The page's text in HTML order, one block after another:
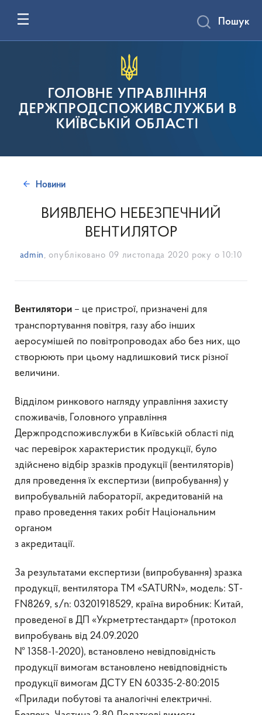
ГОЛОВНЕ УПРАВЛІННЯ
ДЕРЖПРОДСПОЖИВСЛУЖБИ В
КИЇВСЬКІЙ ОБЛАСТІ
Пошук
Новини
ВИЯВЛЕНО НЕБЕЗПЕЧНИЙ
ВЕНТИЛЯТОР
admin , опубліковано 09 листопада 2020 року о 10:10
Вентилятори – це пристрої, призначені для
транспортування повітря, газу або інших
аеросумішей по повітропроводах або без них, що
створюють при цьому надлишковий тиск різної
величини.
Відділом ринкового нагляду управління захисту
споживачів, Головного управління
Держпродспоживслужби в Київській області під
час перевірок характеристик продукції, було
здійснено відбір зразків продукції (вентиляторів)
для проведення їх експертизи (випробування) у
випробувальній лабораторії, акредитованій на
право проведення таких робіт Національним
органом
з акредитації.
За результатами експертизи (випробування) зразка
продукції, вентилятора TM «SATURN», модель: ST-
FN8269, s/n: 03201918529, країна виробник: Китай,
проведеної в ДП «Укрметртестандарт» (протокол
випробувань від 24.09.2020
№ 1358-1-2020), встановлено невідповідність
продукції вимогам встановлено невідповідність
продукції вимогам ДСТУ ЕN 60335-2-80:2015
«Прилади побутові та аналогічні електричні.